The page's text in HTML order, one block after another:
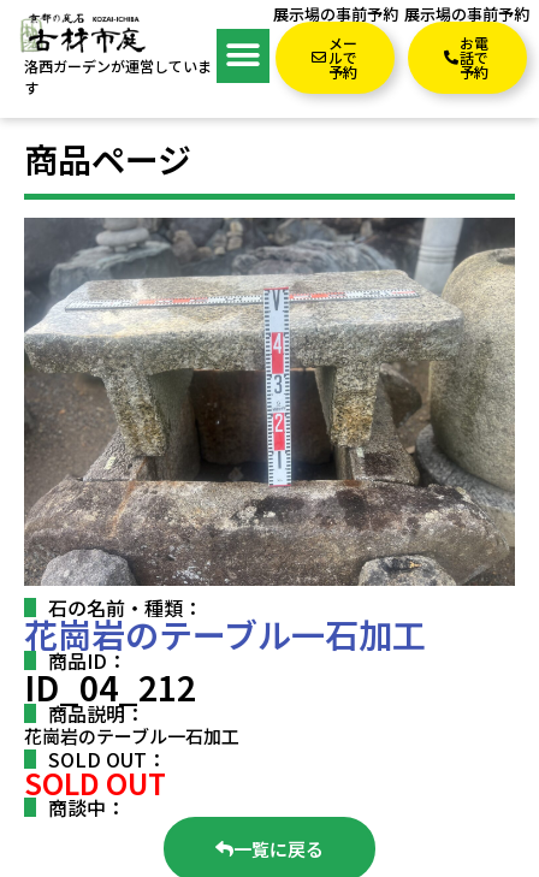
洛西ガーデンが運営していま
す
展示場の事前予約
メー
ルで
予約
展示場の事前予約
お電
話で
予約
商品ページ
石の名前・種類：
花崗岩のテーブル一石加工
商品ID：
ID_04_212
商品説明：
花崗岩のテーブル一石加工
SOLD OUT：
SOLD OUT
商談中：
一覧に戻る